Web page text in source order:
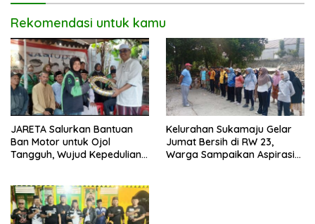
Rekomendasi untuk kamu
JARETA Salurkan Bantuan
Ban Motor untuk Ojol
Tangguh, Wujud Kepedulian
Kelurahan Sukamaju Gelar
Jumat Bersih di RW 23,
Warga Sampaikan Aspirasi